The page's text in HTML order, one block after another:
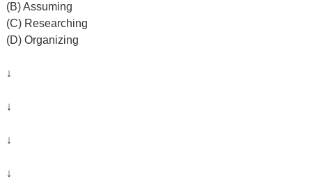
(B) Assuming
(C) Researching
(D) Organizing
↓
↓
↓
↓